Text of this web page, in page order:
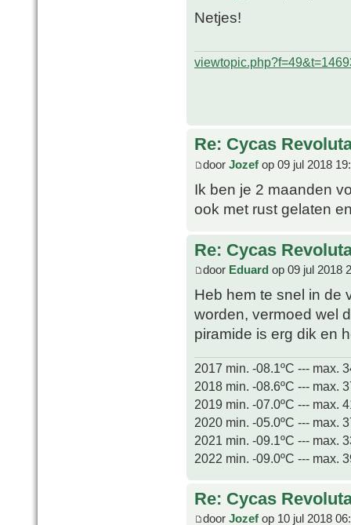
Netjes!
Re: Cycas
door Jozef op 09 jul 2018
Ik ben je 2 maanden
ook met rust gelaten
Re: Cycas
door Eduard op 09 jul 2018
Heb hem te snel in de
worden, vermoed wel
piramide is erg dik en
2017 min. -08.1ºC --- max.
2018 min. -08.6ºC --- max.
2019 min. -07.0ºC --- max.
2020 min. -05.0ºC --- max.
2021 min. -09.1ºC --- max.
2022 min. -09.0ºC --- max.
Re: Cycas
door Jozef op 10 jul 2018